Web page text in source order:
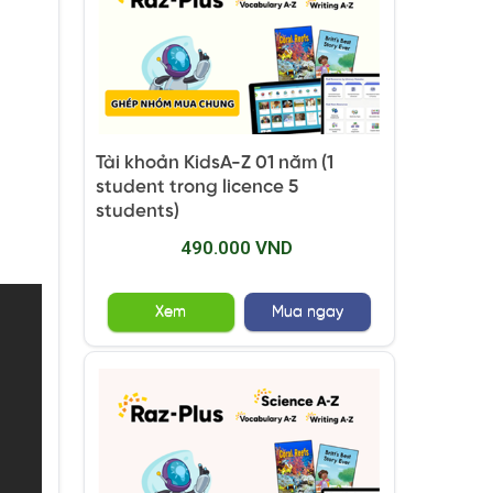
Tài khoản KidsA-Z 01 năm (1
student trong licence 5
students)
490.000 VND
Xem Mua ngay